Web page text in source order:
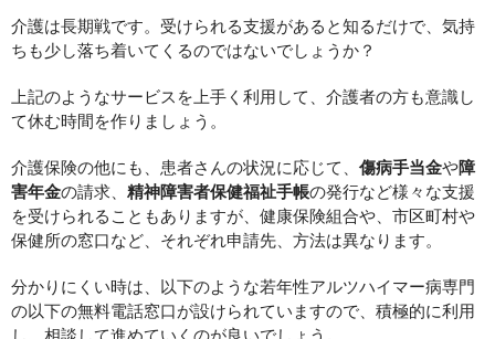
介護は長期戦です。受けられる支援があると知るだけで、気持
ちも少し落ち着いてくるのではないでしょうか？
上記のようなサービスを上手く利用して、介護者の方も意識し
て休む時間を作りましょう。
介護保険の他にも、患者さんの状況に応じて、 傷病手当金や障
害年金の請求、 精神障害者保健福祉手帳の発行など様々な支援
を受けられることもありますが、健康保険組合や、市区町村や
保健所の窓口など、それぞれ申請先、方法は異なります。
分かりにくい時は、以下のような若年性アルツハイマー病専門
の以下の無料電話窓口が設けられていますので、積極的に利用